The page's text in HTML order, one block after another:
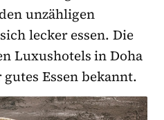
unzähligen
lecker essen. Die
Luxushotels in Doha
Essen bekannt.